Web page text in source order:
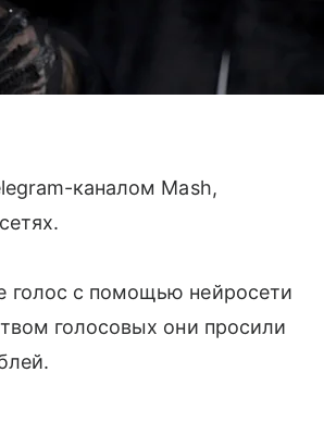
каналом Mash,
голос с помощью нейросети
голосовых они просили